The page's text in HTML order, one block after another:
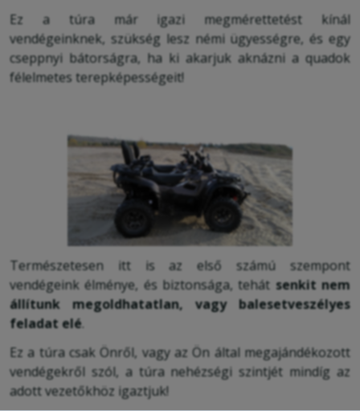
Ez a túra már igazi megmérettetést kínál
vendégeinknek, szükség lesz némi ügyességre, és egy
cseppnyi bátorságra, ha ki akarjuk aknázni a quadok
félelmetes terepképességeit!
Természetesen itt is az első számú szempont
vendégeink élménye, és biztonsága, tehát senkit nem
állítunk megoldhatatlan, vagy balesetveszélyes
feladat elé.
Ez a túra csak Önről, vagy az Ön által megajándékozott
vendégekről szól, a túra nehézségi szintjét mindíg az
adott vezetőkhöz igaztjuk!